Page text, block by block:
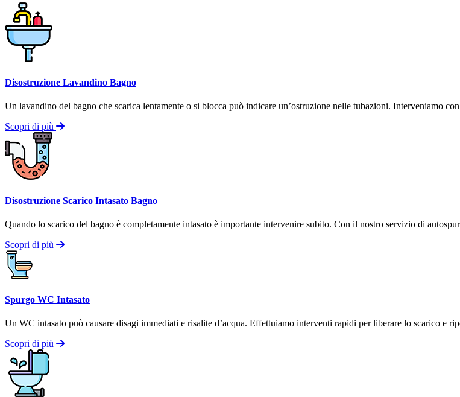
Disostruzione Lavandino Bagno
Un lavandino del bagno che scarica lentamente o si blocca può indicare un’ostruzione nelle tubazioni. Interveniamo
Scopri di più
Disostruzione Scarico Intasato Bagno
Quando lo scarico del bagno è completamente intasato è importante intervenire subito. Con il nostro servizio di
Scopri di più
Spurgo WC Intasato
Un WC intasato può causare disagi immediati e risalite d’acqua. Effettuiamo interventi rapidi per liberare lo scarico e
Scopri di più